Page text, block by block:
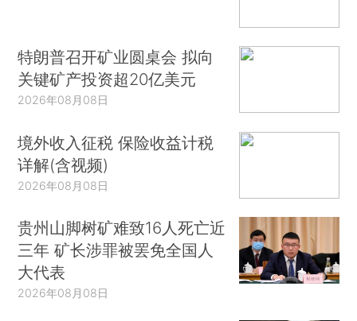
特朗普召开矿业圆桌会 拟向
关键矿产投资超20亿美元
2026年08月08日
境外收入征税 保险收益计税
详解(含视频)
2026年08月08日
贵州山脚树矿难致16人死亡近
三年 矿长涉罪被罢免全国人
大代表
2026年08月08日